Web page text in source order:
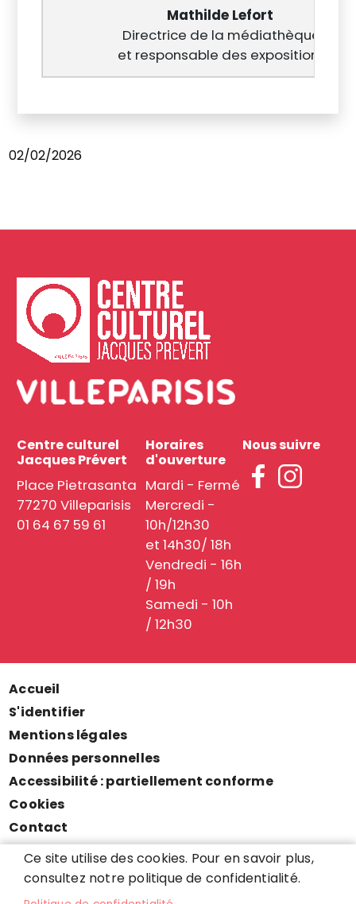
Mathilde Lefort
Directrice de la médiathèque
et responsable des expositions
02/02/2026
Centre culturel
Jacques Prévert
Place Pietrasanta
77270 Villeparisis
01 64 67 59 61
Horaires
d'ouverture
Mardi - Fermé
Mercredi -
10h/12h30
et 14h30/ 18h
Vendredi - 16h
/ 19h
Samedi - 10h
/ 12h30
Nous suivre
Menu
Pied
de
page
Accueil
S'identifier
Mentions légales
Données personnelles
Accessibilité : partiellement conforme
Cookies
Contact
Presse
Plan du site
Ce site utilise des cookies. Pour en savoir plus,
consultez notre politique de confidentialité.